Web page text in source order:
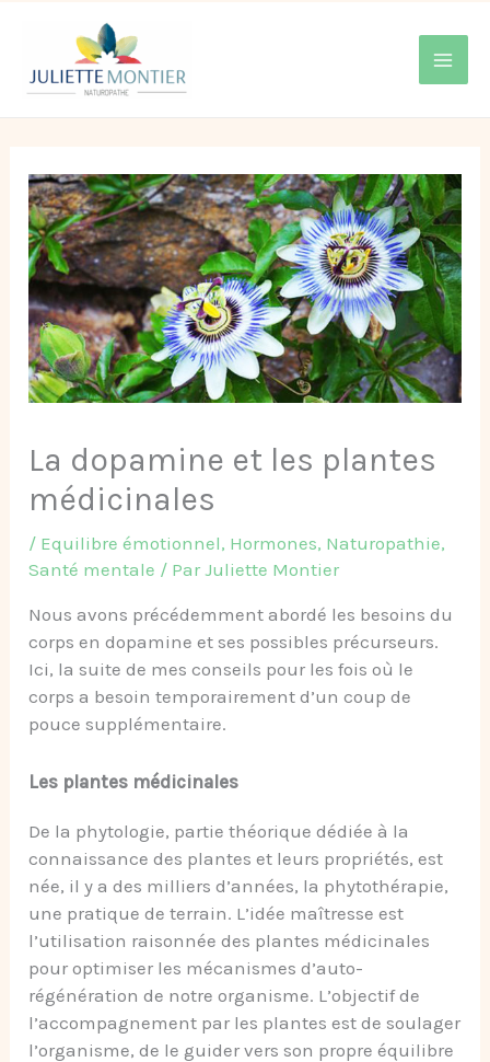
contenu
La dopamine et les plantes
médicinales
/ Equilibre émotionnel, Hormones, Naturopathie,
Santé mentale / ParJuliette Montier
Nous avons précédemment abordé les besoins du
corps en dopamine et ses possibles précurseurs.
Ici, la suite de mes conseils pour les fois où le
corps a besoin temporairement d’un coup de
pouce supplémentaire.
Les plantes médicinales
De la phytologie, partie théorique dédiée à la
connaissance des plantes et leurs propriétés, est
née, il y a des milliers d’années, la phytothérapie,
une pratique de terrain. L’idée maîtresse est
l’utilisation raisonnée des plantes médicinales
pour optimiser les mécanismes d’auto-
régénération de notre organisme. L’objectif de
l’accompagnement par les plantes est de soulager
l’organisme, de le guider vers son propre équilibre